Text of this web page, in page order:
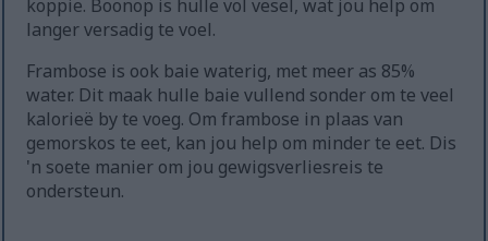
koppie. Boonop is hulle vol vesel, wat jou help om
langer versadig te voel.
Frambose is ook baie waterig, met meer as 85%
water. Dit maak hulle baie vullend sonder om te veel
kalorieë by te voeg. Om frambose in plaas van
gemorskos te eet, kan jou help om minder te eet. Dis
'n soete manier om jou gewigsverliesreis te
ondersteun.